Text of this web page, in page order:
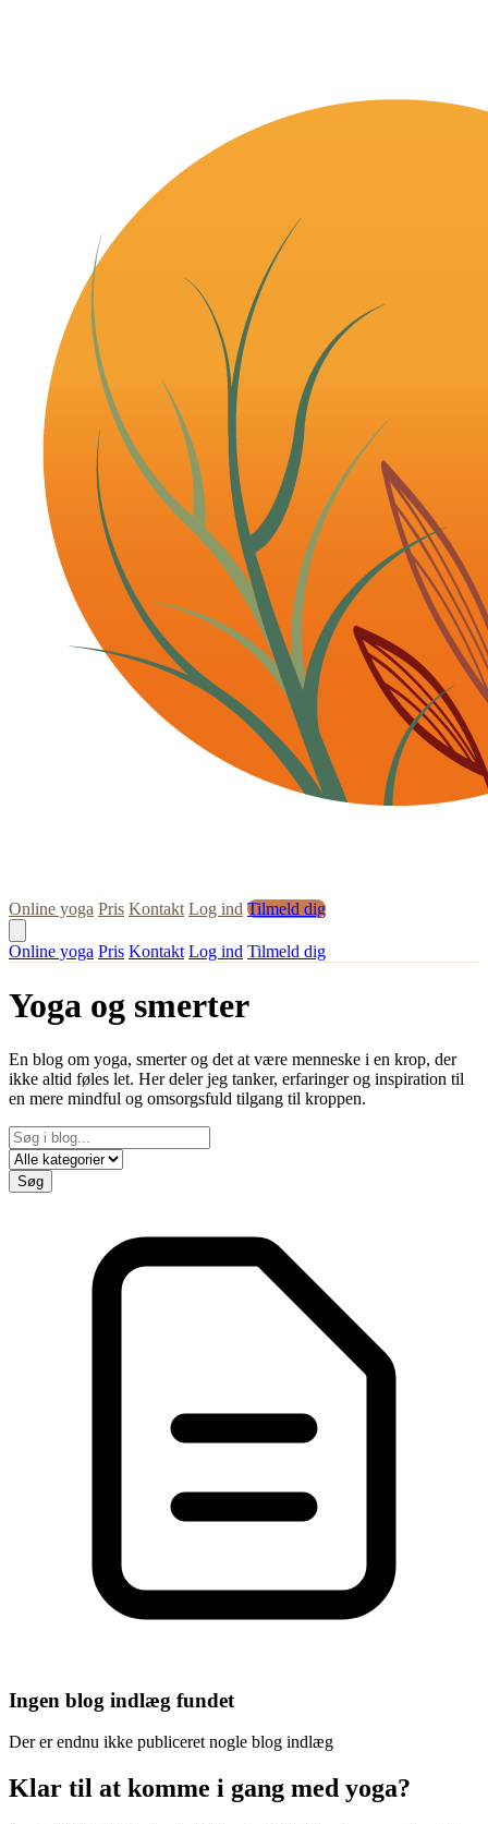
Online yoga Pris Kontakt Log ind Tilmeld dig
Online yoga Pris Kontakt Log ind Tilmeld dig
Yoga og smerter
En blog om yoga, smerter og det at være menneske i en krop, der
ikke altid føles let. Her deler jeg tanker, erfaringer og inspiration til
en mere mindful og omsorgsfuld tilgang til kroppen.
Ingen blog indlæg fundet
Der er endnu ikke publiceret nogle blog indlæg
Klar til at komme i gang med yoga?